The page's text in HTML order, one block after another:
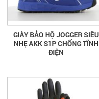
GIÀY BẢO HỘ JOGGER SIÊU
NHẸ AKK S1P CHỐNG TĨNH
ĐIỆN